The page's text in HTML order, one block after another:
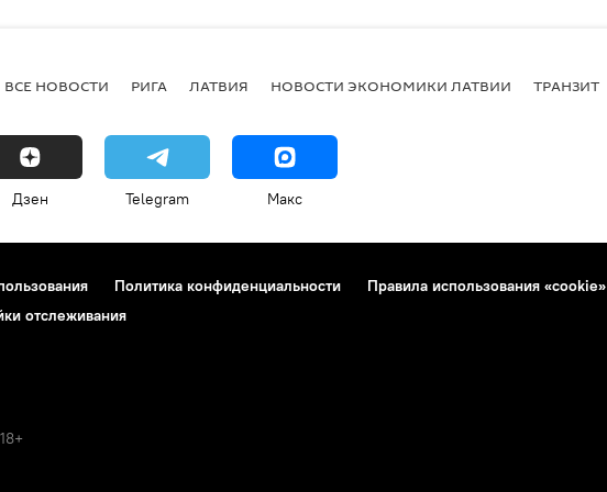
ВСЕ НОВОСТИ РИГА ЛАТВИЯ НОВОСТИ ЭКОНОМИКИ ЛАТВИИ ТРАНЗИТ
Дзен Telegram Макс
Политика конфиденциальности Правила использования «cookie»
отслеживания